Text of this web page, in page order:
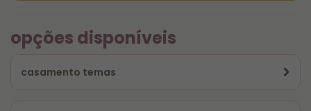
opções disponíveis
casamento temas